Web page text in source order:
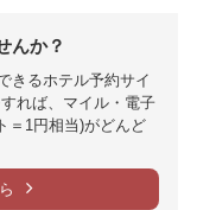
んか？
きるホテル予約サイ
れば、マイル・電子
＝1円相当)がどんど